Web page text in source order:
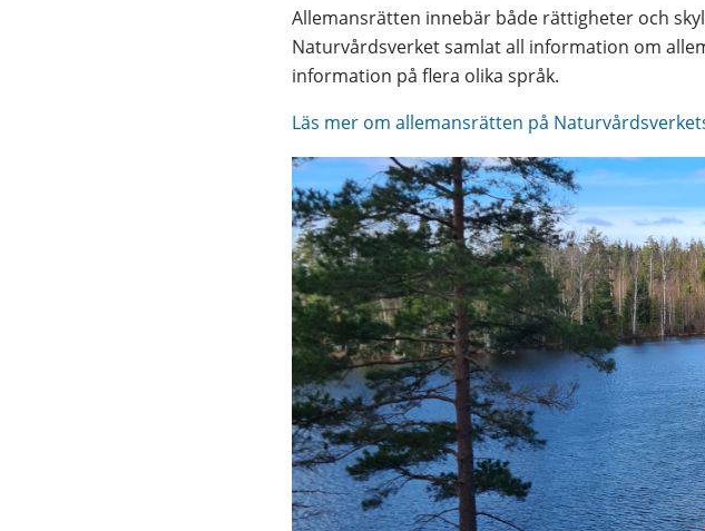
Allemansrätten innebär både rättigheter och
Naturvårdsverket samlat all information om
information på flera olika språk.
Läs mer om allemansrätten på